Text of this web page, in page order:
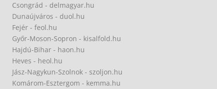
Csongrád - delmagyar.hu
Dunaújváros - duol.hu
Fejér - feol.hu
Győr-Moson-Sopron - kisalfold.hu
Hajdú-Bihar - haon.hu
Heves - heol.hu
Jász-Nagykun-Szolnok - szoljon.hu
Komárom-Esztergom - kemma.hu